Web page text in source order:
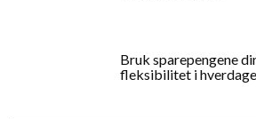
Bruk sparepengene
fleksibilitet i